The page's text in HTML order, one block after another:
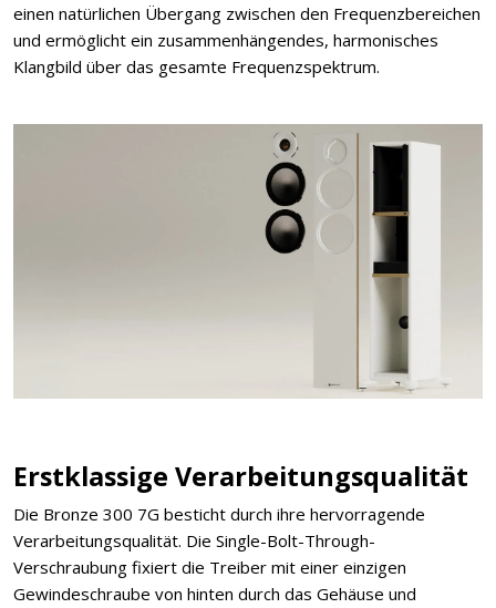
einen natürlichen Übergang zwischen den Frequenzbereichen
und ermöglicht ein zusammenhängendes, harmonisches
Klangbild über das gesamte Frequenzspektrum.
Erstklassige Verarbeitungsqualität
Die Bronze 300 7G besticht durch ihre hervorragende
Verarbeitungsqualität. Die Single-Bolt-Through-
Verschraubung fixiert die Treiber mit einer einzigen
Gewindeschraube von hinten durch das Gehäuse und